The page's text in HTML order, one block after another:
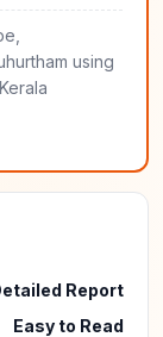
using
Report
Easy to Read